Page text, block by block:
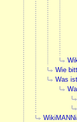
Wie
Was